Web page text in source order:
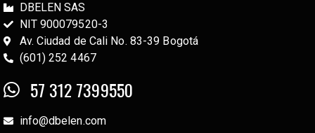
DBELEN SAS
NIT 900079520-3
Av. Ciudad de Cali No. 83-39 Bogotá
(601) 252 4467
57 312 7399550
info@dbelen.com